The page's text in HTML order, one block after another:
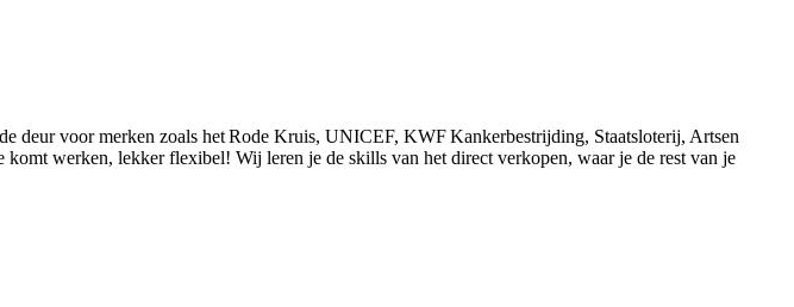
deur voor merken zoals het Rode Kruis, UNICEF, KWF Kankerbestrijding, Staatsloterij, Artsen
werken, lekker flexibel! Wij leren je de skills van het direct verkopen, waar je de rest van je